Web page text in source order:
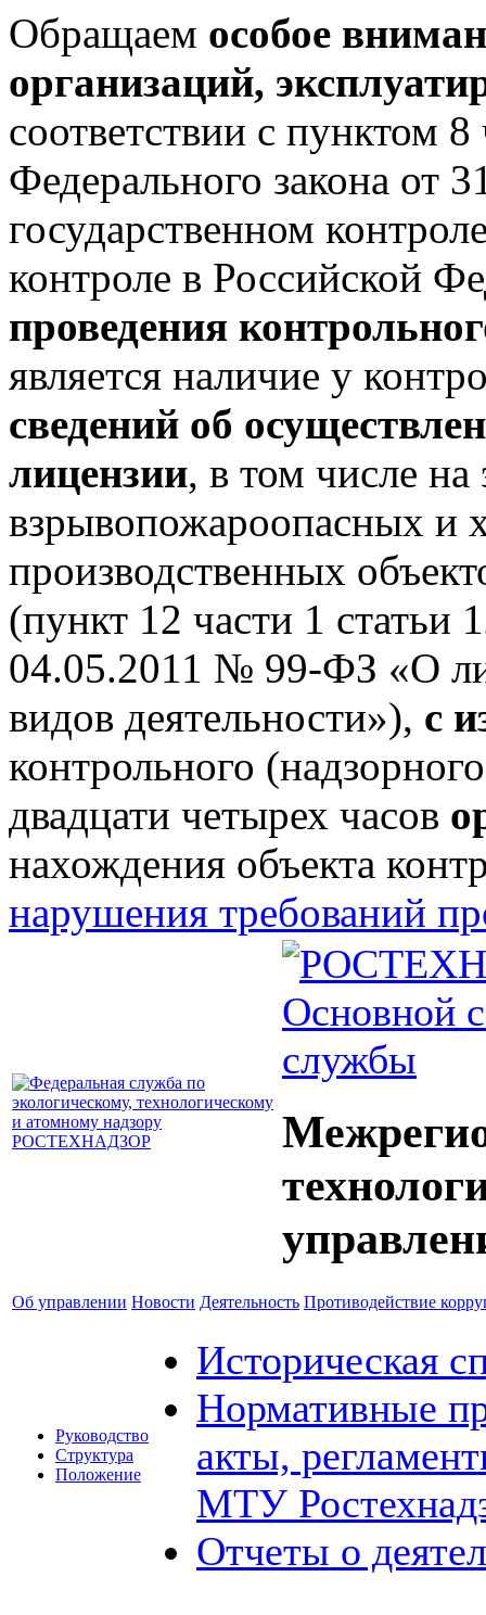
Обращаем особое
организаций,
соответствии с пунктом 8
Федерального закона
государственном
контроле в Российской
проведения
является наличие у
сведений об
лицензии, в том числе
взрывопожароопасных и
производственных
(пункт 12 части 1 статьи
04.05.2011 № 99-ФЗ «О
видов деятельности»), с
контрольного
двадцати четырех часов
нахождения объекта
нарушения требований
Основной
службы
Об управлении Новости Деятельность Противодействие
Руководство
Структура
Положение
Историческая
Нормативные
акты,
МТУ
Отчеты о